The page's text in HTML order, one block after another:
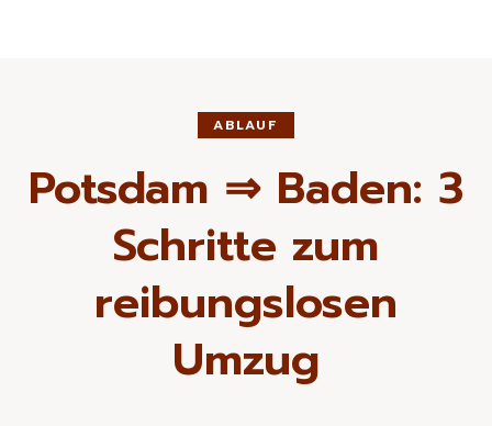
ABLAUF
Potsdam ⇒ Baden: 3
Schritte zum
reibungslosen
Umzug